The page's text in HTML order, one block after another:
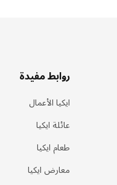
روابط مفيدة
ايكيا الأعمال
عائلة ايكيا
طعام ايكيا
معارض ايكيا